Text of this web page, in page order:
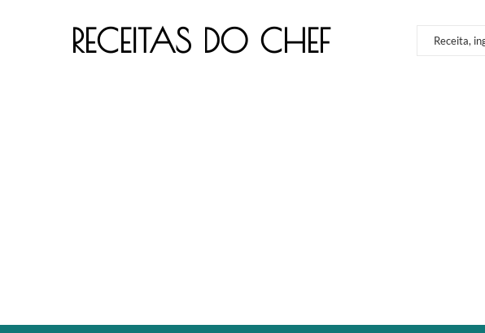
RECEITAS DO CHEF